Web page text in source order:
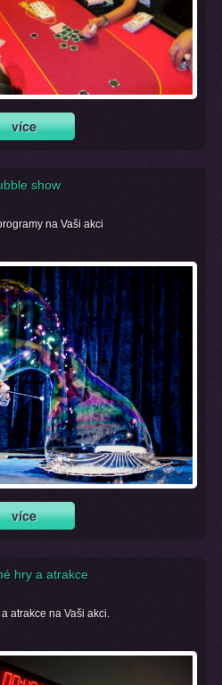
show
na Vaši akci
hry a atrakce
atrakce na Vaši akci.